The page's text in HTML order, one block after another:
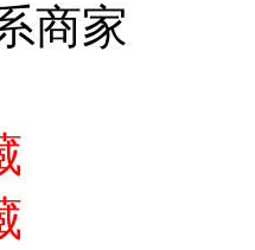
商家